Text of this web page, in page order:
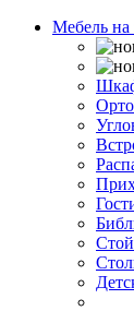
Мебель на